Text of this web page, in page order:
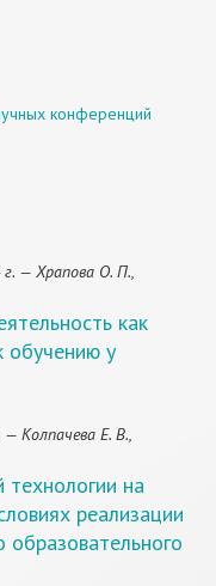
конференций
— Храпова О. П.,
как
обучению у
Колпачева Е. В.,
на
реализации
образовательного